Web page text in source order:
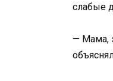
слабые
— Мама,